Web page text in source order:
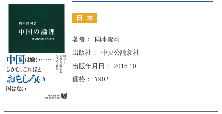
日本
著者
岡本隆司
出版社
中央公論新社
出版年月日
2016.10
価格
¥902